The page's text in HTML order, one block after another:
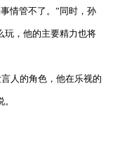
情管不了。”同时，孙
玩，他的主要精力也将
人的角色，他在乐视的